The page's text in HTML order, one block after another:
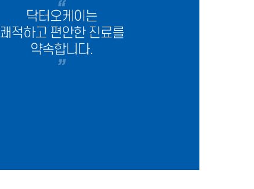
닥터오케이는
쾌적하고 편안한 진료를
약속합니다.